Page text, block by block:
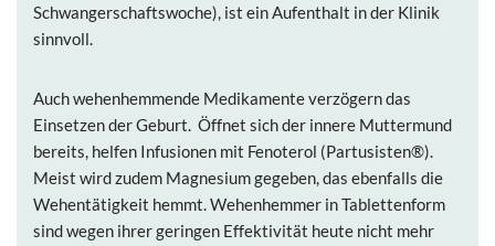
Schwangerschaftswoche), ist ein Aufenthalt in der Klinik
sinnvoll.
Auch wehenhemmende Medikamente verzögern das
Einsetzen der Geburt. Öffnet sich der innere Muttermund
bereits, helfen Infusionen mit Fenoterol (Partusisten®).
Meist wird zudem Magnesium gegeben, das ebenfalls die
Wehentätigkeit hemmt. Wehenhemmer in Tablettenform
sind wegen ihrer geringen Effektivität heute nicht mehr